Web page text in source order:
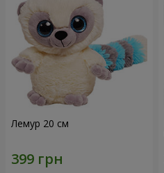
Лемур 20 см